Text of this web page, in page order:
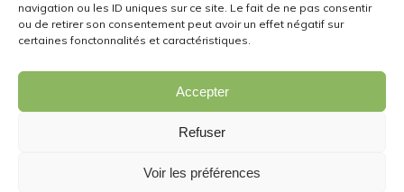
navigation ou les ID uniques sur ce site. Le fait de ne pas consentir
ou de retirer son consentement peut avoir un effet négatif sur
certaines fonctonnalités et caractéristiques.
Accepter
Refuser
Voir les préférences